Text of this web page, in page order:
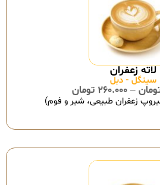
سینگل - دبل
–
260.000 تومان
زعفران طبیعی، شیر و فوم)